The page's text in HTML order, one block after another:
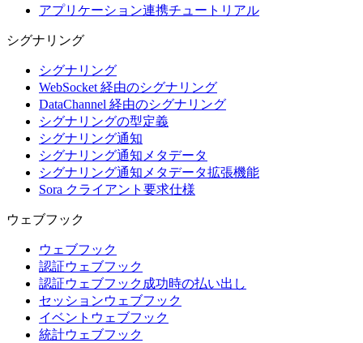
アプリケーション連携チュートリアル
シグナリング
シグナリング
WebSocket 経由のシグナリング
DataChannel 経由のシグナリング
シグナリングの型定義
シグナリング通知
シグナリング通知メタデータ
シグナリング通知メタデータ拡張機能
Sora クライアント要求仕様
ウェブフック
ウェブフック
認証ウェブフック
認証ウェブフック成功時の払い出し
セッションウェブフック
イベントウェブフック
統計ウェブフック